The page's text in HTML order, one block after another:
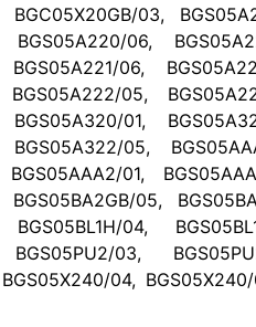
BGC05X20GB/03,
BGS05A220/06,
BGS05A221/06,
BGS05A222/05,
BGS05A320/01,
BGS05A322/05,
BGS05AAA2/01,
BGS05BA2GB/05,
BGS05BL1H/04,
BGS05PU2/03,
04,